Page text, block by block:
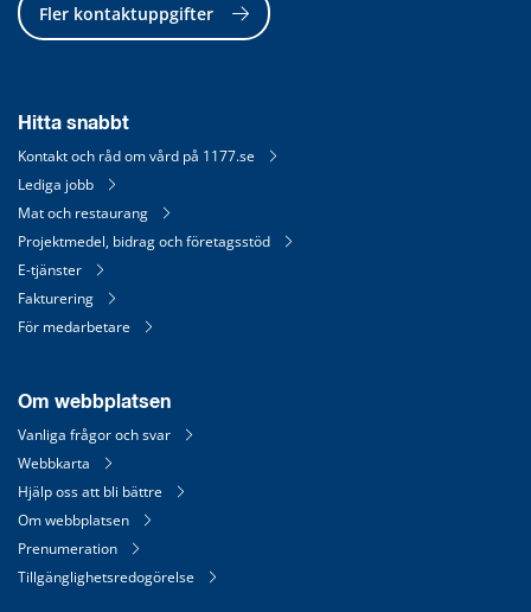
Fler kontaktuppgifter
Hitta snabbt
Kontakt och råd om vård på 1177.se
Lediga jobb
Mat och restaurang
Projektmedel, bidrag och företagsstöd
E-tjänster
Fakturering
För medarbetare
Om webbplatsen
Vanliga frågor och svar
Webbkarta
Hjälp oss att bli bättre
Om webbplatsen
Prenumeration
Tillgänglighetsredogörelse